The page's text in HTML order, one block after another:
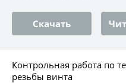
Скачать
Контрольная работа по
резьбы винта